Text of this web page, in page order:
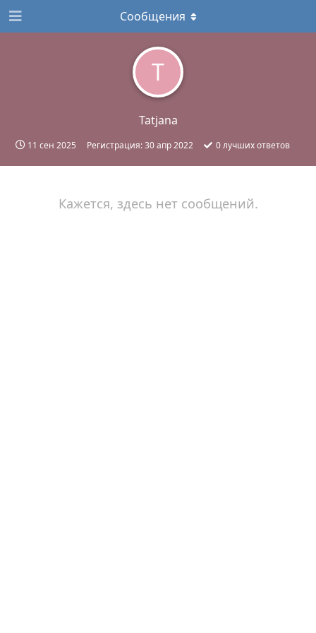
T
Tatjana
11 сен 2025 Регистрация:30 апр 2022 0лучших ответов
Сообщения
Кажется, здесь нет сообщений.